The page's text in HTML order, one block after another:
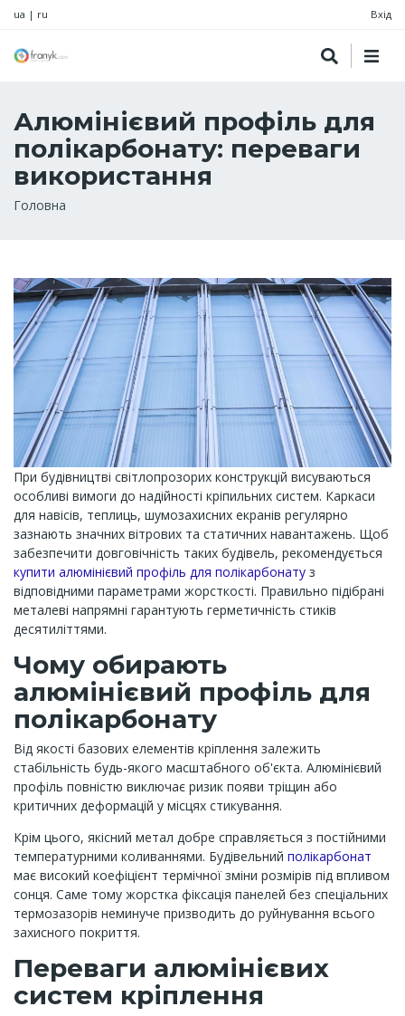
ua | ru Вхід
Алюмінієвий профіль для
полікарбонату: переваги
використання
Рядок
Головна
При будівництві світлопрозорих конструкцій висуваються
особливі вимоги до надійності кріпильних систем. Каркаси
для навісів, теплиць, шумозахисних екранів регулярно
зазнають значних вітрових та статичних навантажень. Щоб
забезпечити довговічність таких будівель, рекомендується
купити алюмінієвий профіль для полікарбонату з
відповідними параметрами жорсткості. Правильно підібрані
металеві напрямні гарантують герметичність стиків
десятиліттями.
Чому обирають
алюмінієвий профіль для
полікарбонату
Від якості базових елементів кріплення залежить
стабільність будь-якого масштабного об'єкта. Алюмінієвий
профіль повністю виключає ризик появи тріщин або
критичних деформацій у місцях стикування.
Крім цього, якісний метал добре справляється з постійними
температурними коливаннями. Будівельний полікарбонат
має високий коефіцієнт термічної зміни розмірів під впливом
сонця. Саме тому жорстка фіксація панелей без спеціальних
термозазорів неминуче призводить до руйнування всього
захисного покриття.
Переваги алюмінієвих
систем кріплення